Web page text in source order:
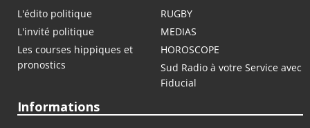
L'édito politique
RUGBY
L'invité politique
MEDIAS
Les courses hippiques et
pronostics
HOROSCOPE
Sud Radio à votre Service avec
Fiducial
Informations